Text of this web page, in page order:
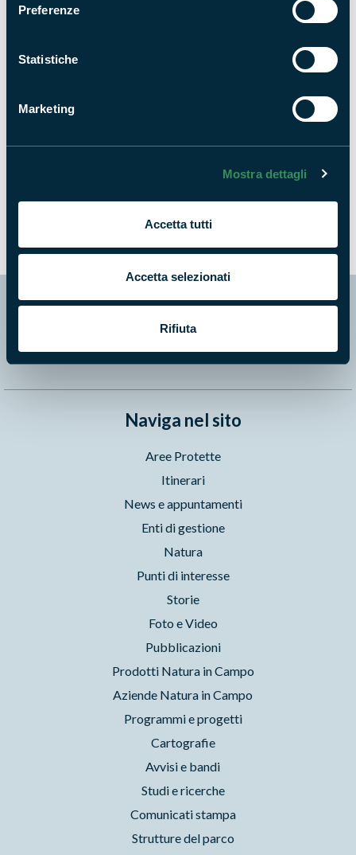
Preferenze
Statistiche
Marketing
Mostra dettagli
Accetta tutti
Accetta selezionati
Rifiuta
Il parco dei registi – Sentiero Pasolini
Corso di Storia del Cinema Ambientalista
Segui i nostri social ufficiali
Naviga nel sito
Aree Protette
Itinerari
News e appuntamenti
Enti di gestione
Natura
Punti di interesse
Storie
Foto e Video
Pubblicazioni
Prodotti Natura in Campo
Aziende Natura in Campo
Programmi e progetti
Cartografie
Avvisi e bandi
Studi e ricerche
Comunicati stampa
Strutture del parco